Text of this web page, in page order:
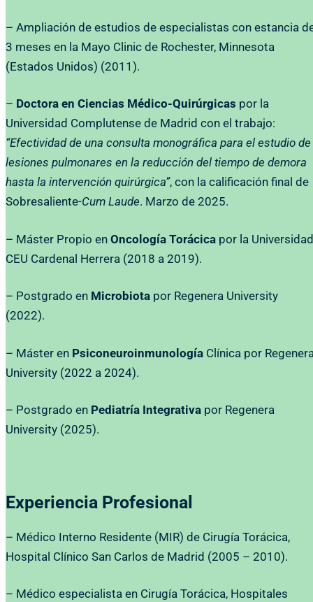
– Ampliación de estudios de especialistas con estancia
3 meses en la Mayo Clinic de Rochester, Minnesota
(Estados Unidos) (2011).
– Doctora en Ciencias Médico-Quirúrgicas por la
Universidad Complutense de Madrid con el trabajo:
“Efectividad de una consulta monográfica para el estudio de
lesiones pulmonares en la reducción del tiempo de demora
hasta la intervención quirúrgica”, con la calificación final de
Sobresaliente-Cum Laude. Marzo de 2025.
– Máster Propio en Oncología Torácica por la Universidad
CEU Cardenal Herrera (2018 a 2019).
– Postgrado en Microbiota por Regenera University
(2022).
– Máster en Psiconeuroinmunología Clínica por
University (2022 a 2024).
– Postgrado en Pediatría Integrativa por Regenera
University (2025).
Experiencia Profesional
– Médico Interno Residente (MIR) de Cirugía Torácica,
Hospital Clínico San Carlos de Madrid (2005 – 2010).
– Médico especialista en Cirugía Torácica, Hospitales